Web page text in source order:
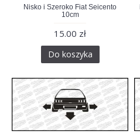
Nisko i Szeroko Fiat Seicento
10cm
15.00 zł
Do koszyka